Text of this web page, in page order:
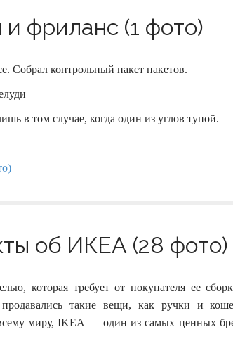
фриланс (1 фото)
Собрал контрольный пакет пакетов.
в том случае, когда один из углов тупой.
об ИКЕА (28 фото)
которая требует от покупателя ее
продавались такие вещи, как ручки и
миру, IKEA — один из самых ценных